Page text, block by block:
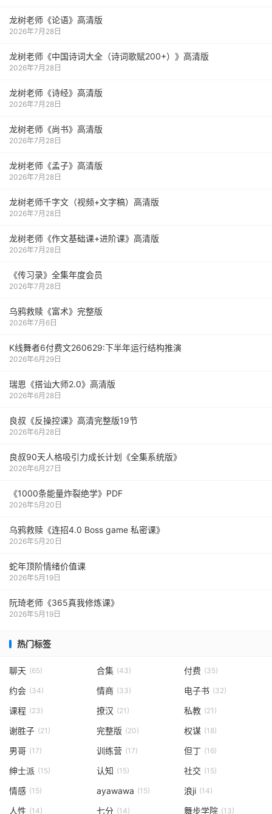
龙树老师《论语》高清版
2026年7月28日
龙树老师《中国诗词大全（诗词歌赋200+）》高清版
2026年7月28日
龙树老师《诗经》高清版
2026年7月28日
龙树老师《尚书》高清版
2026年7月28日
龙树老师《孟子》高清版
2026年7月28日
龙树老师千字文（视频+文字稿）高清版
2026年7月28日
龙树老师《作文基础课+进阶课》高清版
2026年7月28日
《传习录》全集年度会员
2026年7月28日
乌鸦救赎《富术》完整版
2026年7月6日
K线舞者6付费文260629:下半年运行结构推演
2026年6月29日
瑞恩《搭讪大师2.0》高清版
2026年6月28日
良叔《反操控课》高清完整版19节
2026年6月28日
良叔90天人格吸引力成长计划《全集系统版》
2026年6月27日
《1000‮能条‬‎量‮裂炸‬‎绝学》PDF
2026年5月20日
乌鸦救赎《连招4.0 Boss game 私密课》
2026年5月20日
蛇年顶阶情绪价值课
2026年5月19日
阮琦老师《365真我修炼课》
2026年5月19日
热门标签
聊天 (65) 合集 (43) 付费 (35)
约会 (34) 情商 (33) 电子书 (32)
课程 (23) 撩汉 (21) 私教 (21)
谢胜子 (21) 完整版 (20) 权谋 (18)
男哥 (17) 训练营 (17) 但丁 (16)
绅士派 (15) 认知 (15) 社交 (15)
情感 (15) ayawawa (15) 浪ji (14)
人性 (14) 七分 (14) 舞步学院 (13)